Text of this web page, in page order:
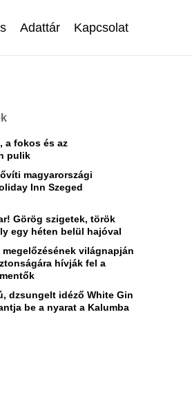
Adattár Kapcsolat
a fokos és az
pulik
magyarországi
Inn Szeged
Görög szigetek, török
egy héten belül hajóval
világnapján
hívják fel a
dzsungelt idéző White Gin
be a nyarat a Kalumba